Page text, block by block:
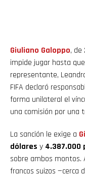
Giuliano Galoppo, de
impide jugar hasta
representante,
FIFA declaró
forma unilateral el
una comisión por una
La sanción le exige a
dólares y 4.387.000
sobre ambos montos.
francos suizos —cerca